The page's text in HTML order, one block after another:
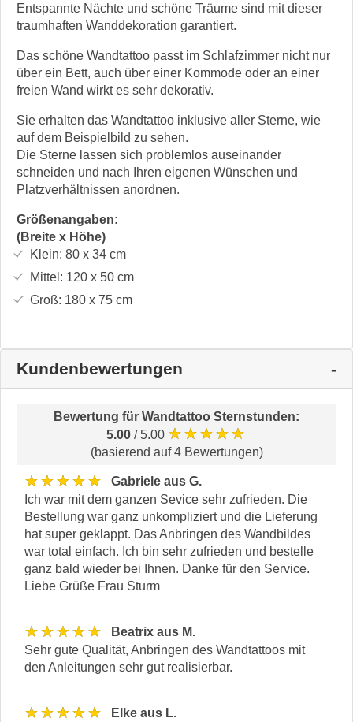
Entspannte Nächte und schöne Träume sind mit dieser
traumhaften Wanddekoration garantiert.
Das schöne Wandtattoo passt im Schlafzimmer nicht nur
über ein Bett, auch über einer Kommode oder an einer
freien Wand wirkt es sehr dekorativ.
Sie erhalten das Wandtattoo inklusive aller Sterne, wie
auf dem Beispielbild zu sehen.
Die Sterne lassen sich problemlos auseinander
schneiden und nach Ihren eigenen Wünschen und
Platzverhältnissen anordnen.
Größenangaben:
(Breite x Höhe)
Klein: 80 x 34cm
Mittel: 120 x 50cm
Groß: 180 x 75cm
Kundenbewertungen
Bewertung für Wandtattoo Sternstunden:
5.00 / 5.00 ★★★★★
(basierend auf 4 Bewertungen)
★★★★★
Gabriele aus G.
Ich war mit dem ganzen Sevice sehr zufrieden. Die
Bestellung war ganz unkompliziert und die Lieferung
hat super geklappt. Das Anbringen des Wandbildes
war total einfach. Ich bin sehr zufrieden und bestelle
ganz bald wieder bei Ihnen. Danke für den Service.
Liebe Grüße Frau Sturm
★★★★★
Beatrix aus M.
Sehr gute Qualität, Anbringen des Wandtattoos mit
den Anleitungen sehr gut realisierbar.
★★★★★
Elke aus L.